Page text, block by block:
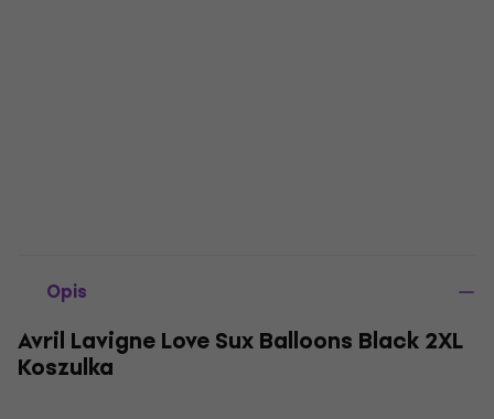
Opis
Avril Lavigne Love Sux Balloons Black 2XL
Koszulka